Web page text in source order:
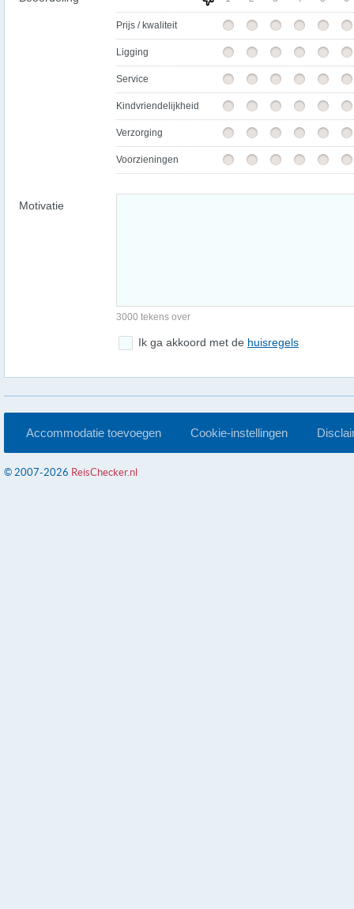
Prijs / kwaliteit
Ligging
Service
Kindvriendelijkheid
Verzorging
Voorzieningen
Motivatie
3000 tekens over
Ik ga akkoord met de huisregels
Accommodatie toevoegen Cookie-instellingen
© 2007-2026 ReisChecker.nl